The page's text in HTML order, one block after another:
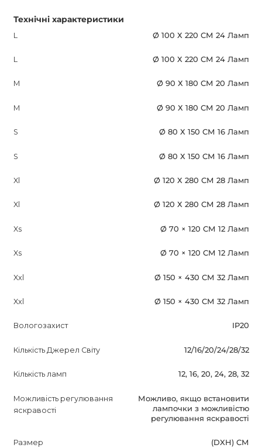
Технічні характеристики
L Ø 100 Х 220 СМ 24 Ламп
L Ø 100 Х 220 СМ 24 Ламп
M Ø 90 Х 180 СМ 20 Ламп
M Ø 90 Х 180 СМ 20 Ламп
S Ø 80 Х 150 СМ 16 Ламп
S Ø 80 Х 150 СМ 16 Ламп
Xl Ø 120 Х 280 СМ 28 Ламп
Xl Ø 120 Х 280 СМ 28 Ламп
Xs Ø 70 × 120 СМ 12 Ламп
Xs Ø 70 × 120 СМ 12 Ламп
Xxl Ø 150 × 430 СМ 32 Ламп
Xxl Ø 150 × 430 СМ 32 Ламп
Вологозахист IP20
Кількість Джерел Світу 12/16/20/24/28/32
Кількість ламп 12, 16, 20, 24, 28, 32
Можливість регулювання
яскравості
Можливо, якщо встановити
лампочки з можливістю
регулювання яскравості
Размер (DXH) СМ